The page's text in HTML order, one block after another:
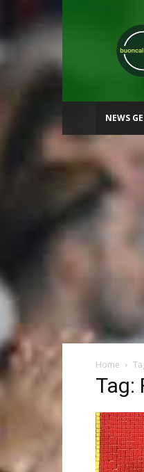
a
NEWS
Home
Tag: